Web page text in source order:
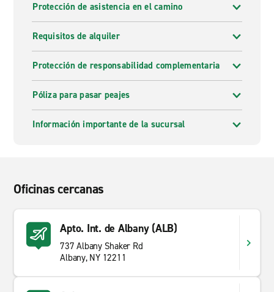
Protección de asistencia en el camino
Requisitos de alquiler
Protección de responsabilidad complementaria
Póliza para pasar peajes
Información importante de la sucursal
Oficinas cercanas
Apto. Int. de Albany (ALB)
737 Albany Shaker Rd
Albany, NY 12211